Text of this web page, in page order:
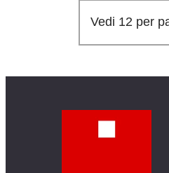
Vedi 12 per